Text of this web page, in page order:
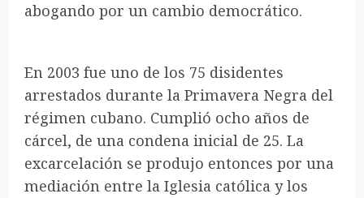
abogando por un cambio democrático.
En 2003 fue uno de los 75 disidentes
arrestados durante la Primavera Negra del
régimen cubano. Cumplió ocho años de
cárcel, de una condena inicial de 25. La
excarcelación se produjo entonces por una
mediación entre la Iglesia católica y los